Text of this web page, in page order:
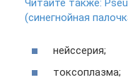
Читайте также:
(синегнойная
нейссерия;
токсоплазма;